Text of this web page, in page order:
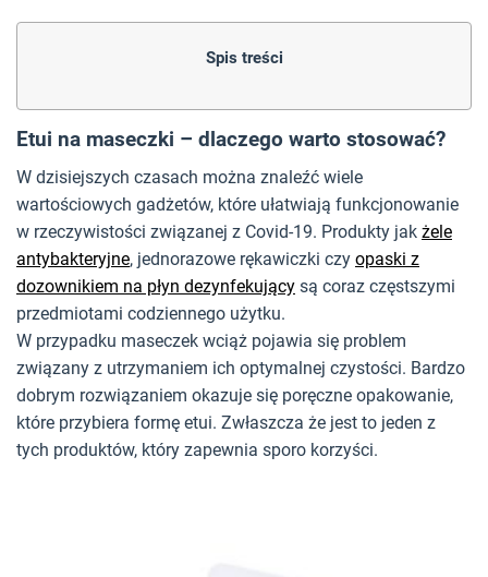
Spis treści
Etui na maseczki – dlaczego warto stosować?
W dzisiejszych czasach można znaleźć wiele
wartościowych gadżetów, które ułatwiają funkcjonowanie
w rzeczywistości związanej z Covid-19. Produkty jak żele
antybakteryjne, jednorazowe rękawiczki czy opaski z
dozownikiem na płyn dezynfekujący są coraz częstszymi
przedmiotami codziennego użytku.
W przypadku maseczek wciąż pojawia się problem
związany z utrzymaniem ich optymalnej czystości. Bardzo
dobrym rozwiązaniem okazuje się poręczne opakowanie,
które przybiera formę etui. Zwłaszcza że jest to jeden z
tych produktów, który zapewnia sporo korzyści.